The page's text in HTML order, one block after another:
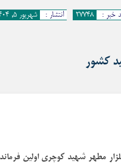
انتشار : شهریور ۵, ۱۴۰۴ - ۰۹:۴۲ خبر : ۲۷۷۴۸
کشور
مطهر شهید کوچری اولین